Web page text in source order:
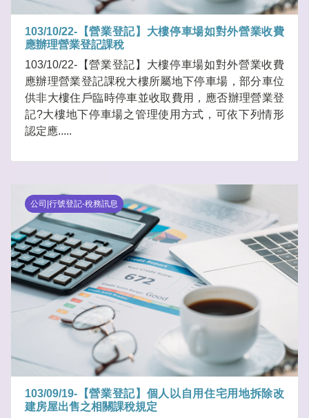
103/10/22-【營業登記】大樓停車場如對外營業收費
應辦理營業登記課稅
103/10/22-【營業登記】大樓停車場如對外營業收費
應辦理營業登記課稅大樓所屬地下停車場，部分車位
供非大樓住戶臨時停車並收取費用，應否辦理營業登
記?大樓地下停車場之管理使用方式，可依下列情形
認定應.....
公司|行號登記-稅務訊息
103/09/19-【營業登記】個人以自用住宅用地拆除改
建房屋出售之相關課稅規定